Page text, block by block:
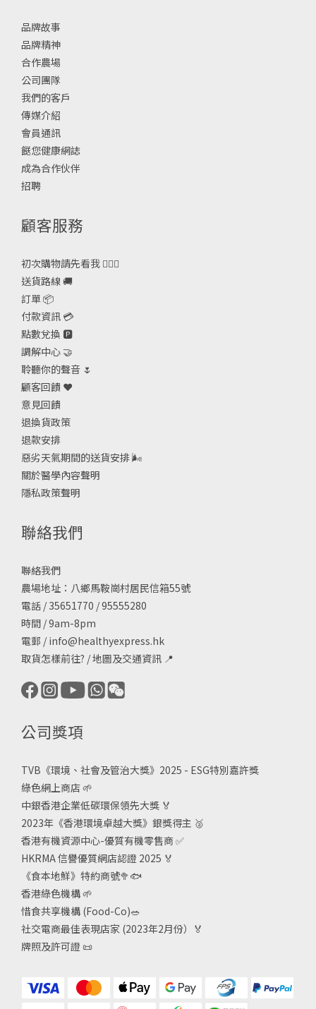
品牌故事
品牌精神
合作農場
公司團隊
我們的客戶
傳媒介紹
會員通訊
餸您健康網誌
成為合作伙伴
招聘
顧客服務
初次購物請先看我 🙋🏻‍♀️
送貨路線 🚚
訂單 📦
付款資訊 💳
點數兌換 🅿️
調解中心 🤝
聆聽你的聲音 🌷
顧客回饋 ❤️
意見回饋
退換貨政策
退款安排
惡劣天氣期間的送貨安排🌬
關於醫學內容聲明
隱私政策聲明
聯絡我們
聯絡我們
農場地址：八鄉馬鞍崗村居民信箱55號
電話 / 35651770 / 95555280
時間 / 9am-8pm
電郵 / info@healthyexpress.hk
取貨怎樣前往? /地圖及交通資訊 📍
公司獎項
TVB《環境、社會及管治大獎》2025 - ESG特別嘉許獎
綠色網上商店 🌱
中銀香港企業低碳環保領先大獎 🏅
2023年《香港環境卓越大獎》銀獎得主 🥈
香港有機資源中心-優質有機零售商✅
HKRMA 信譽優質網店認證 2025 🏅
《食本地鮮》特約商號🥦🐟
香港綠色機構 🌱
惜食共享機構 (Food-Co)🥗
社交電商最佳表現店家 (2023年2月份）🏅
牌照及許可證 📜